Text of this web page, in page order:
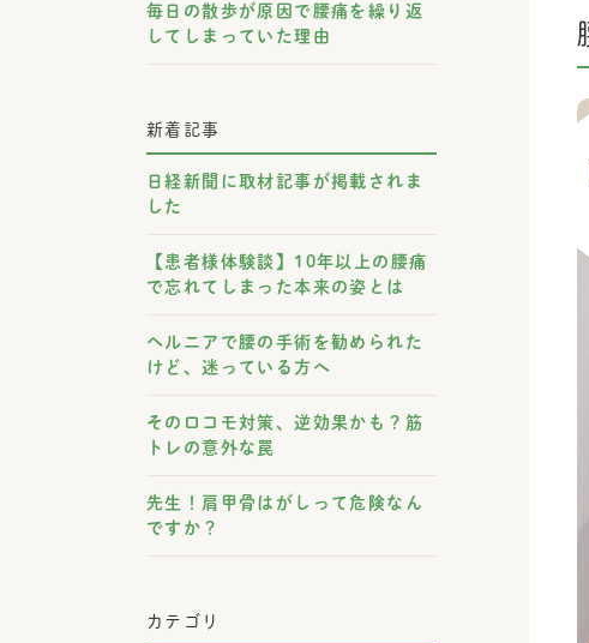
毎日の散歩が原因で腰痛を繰り返
してしまっていた理由
新着記事
日経新聞に取材記事が掲載されま
した
【患者様体験談】10年以上の腰痛
で忘れてしまった本来の姿とは
ヘルニアで腰の手術を勧められた
けど、迷っている方へ
そのロコモ対策、逆効果かも？筋
トレの意外な罠
先生！肩甲骨はがしって危険なん
ですか？
カテゴリ